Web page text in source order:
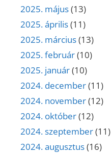
2025. május(13)
2025. április(11)
2025. március(13)
2025. február(10)
2025. január(10)
2024. december(11)
2024. november(12)
2024. október(12)
2024. szeptember(11)
2024. augusztus(16)